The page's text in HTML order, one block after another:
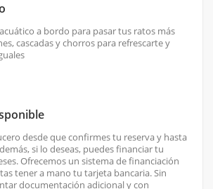
a bordo para pasar tus ratos más
cascadas y chorros para refrescarte y
desde que confirmes tu reserva y hasta
si lo deseas, puedes financiar tu
Ofrecemos un sistema de financiación
tener a mano tu tarjeta bancaria. Sin
documentación adicional y con